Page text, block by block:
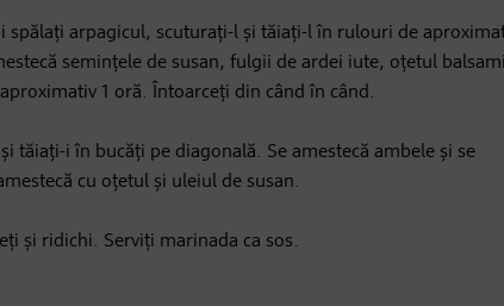
arpagicul, scuturați-l și tăiați-l în rulouri de
semințele de susan, fulgii de ardei iute, oțetul
1 oră. Întoarceți din când în când.
tăiați-i în bucăți pe diagonală. Se amestecă ambele și se
cu oțetul și uleiul de susan.
și ridichi. Serviți marinada ca sos.